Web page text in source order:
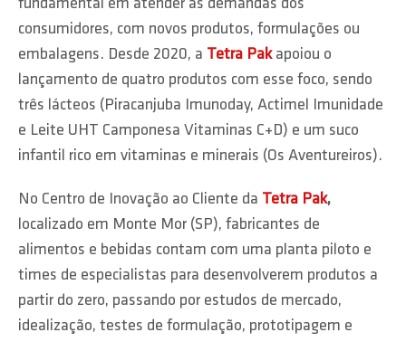
fundamental em atender às demandas dos
consumidores, com novos produtos, formulações ou
embalagens. Desde 2020, a Tetra Pakapoiou o
lançamento de quatro produtos com esse foco, sendo
três lácteos (Piracanjuba Imunoday, Actimel Imunidade
e Leite UHT Camponesa Vitaminas C+D) e um suco
infantil rico em vitaminas e minerais (Os Aventureiros).
No Centro de Inovação ao Cliente da Tetra Pak,
localizado em Monte Mor (SP), fabricantes de
alimentos e bebidas contam com uma planta piloto e
times de especialistas para desenvolverem produtos a
partir do zero, passando por estudos de mercado,
idealização, testes de formulação, prototipagem e